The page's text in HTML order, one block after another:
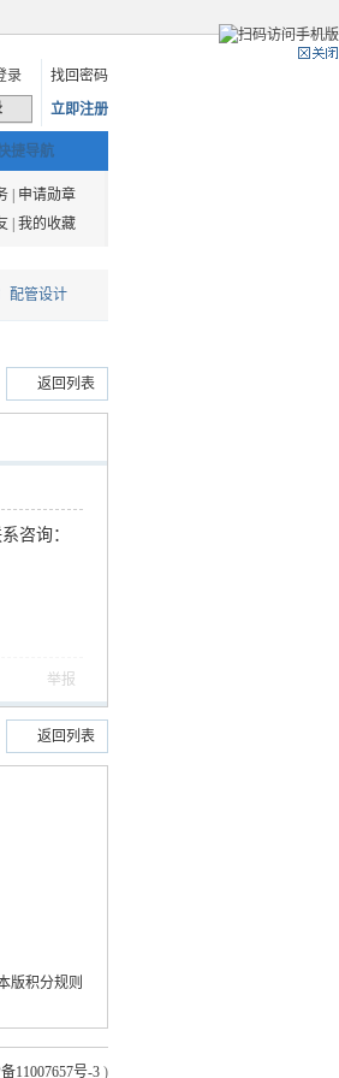
录
找回密码
立即注册
捷导航
|
申请勋章
| 我的收藏
配管设计
返回列表
咨询：
举报
返回列表
版积分规则
11007657号-3 )